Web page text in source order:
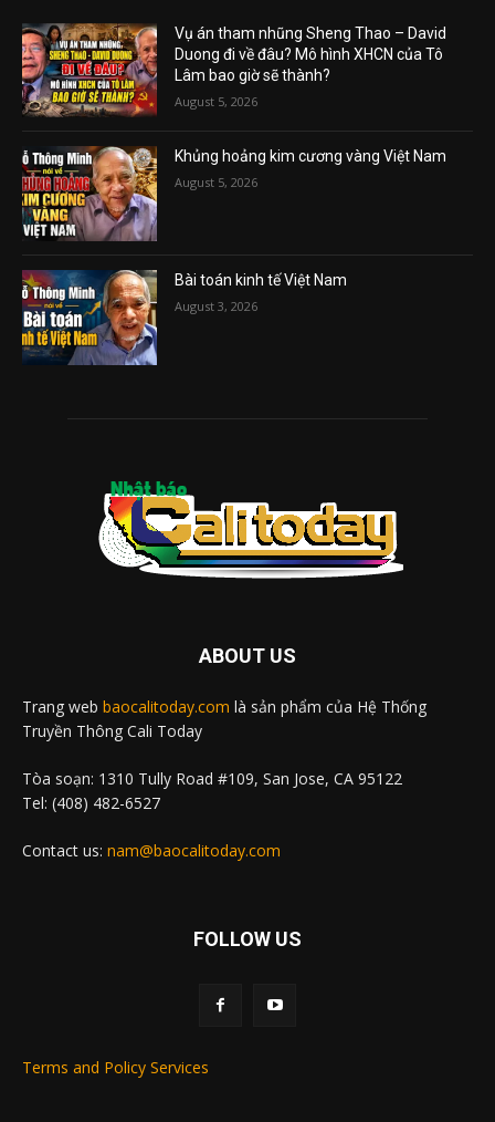
Vụ án tham nhũng Sheng Thao – David
Duong đi về đâu? Mô hình XHCN của Tô
Lâm bao giờ sẽ thành?
August 5, 2026
Khủng hoảng kim cương vàng Việt Nam
August 5, 2026
Bài toán kinh tế Việt Nam
August 3, 2026
ABOUT US
Trang web baocalitoday.com là sản phẩm của Hệ Thống
Truyền Thông Cali Today
Tòa soạn: 1310 Tully Road #109, San Jose, CA 95122
Tel: (408) 482-6527
Contact us: nam@baocalitoday.com
FOLLOW US
Terms and Policy Services